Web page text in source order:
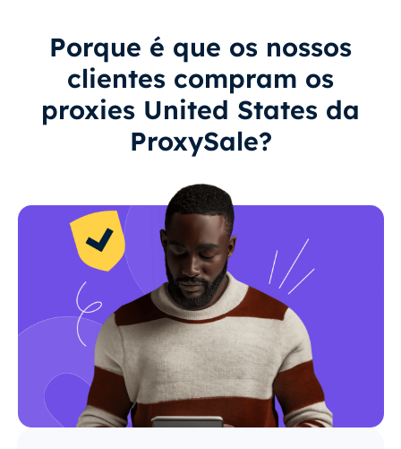
Porque é que os nossos
clientes compram os
proxies United States da
ProxySale?